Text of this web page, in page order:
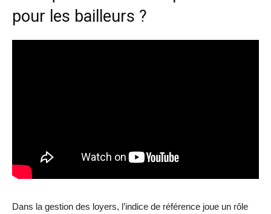
pour les bailleurs ?
Dans la gestion des loyers, l’indice de référence joue un rôle